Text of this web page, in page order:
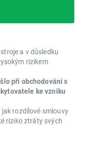
a v důsledku
rizikem
při obchodování s
ke vzniku
rozdílové smlouvy
riziko ztráty svých